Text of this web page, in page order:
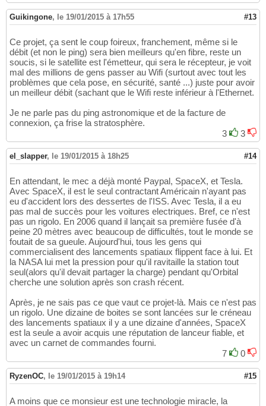
Guikingone, le 19/01/2015 à 17h55 #13
Ce projet, ça sent le coup foireux, franchement, même si le
débit (et non le ping) sera bien meilleurs qu'en fibre, reste un
soucis, si le satellite est l'émetteur, qui sera le récepteur, je voit
mal des millions de gens passer au Wifi (surtout avec tout les
problèmes que cela pose, en sécurité, santé ...) juste pour avoir
un meilleur débit (sachant que le Wifi reste inférieur à l'Ethernet.
Je ne parle pas du ping astronomique et de la facture de
connexion, ça frise la stratosphère.
3
3
el_slapper, le 19/01/2015 à 18h25 #14
En attendant, le mec a déjà monté Paypal, SpaceX, et Tesla.
Avec SpaceX, il est le seul contractant Américain n'ayant pas
eu d'accident lors des dessertes de l'ISS. Avec Tesla, il a eu
pas mal de succès pour les voitures electriques. Bref, ce n'est
pas un rigolo. En 2006 quand il lançait sa première fusée d'à
peine 20 mètres avec beaucoup de difficultés, tout le monde se
foutait de sa gueule. Aujourd'hui, tous les gens qui
commercialisent des lancements spatiaux flippent face à lui. Et
la NASA lui met la pression pour qu'il ravitaille la station tout
seul(alors qu'il devait partager la charge) pendant qu'Orbital
cherche une solution après son crash récent.
Après, je ne sais pas ce que vaut ce projet-là. Mais ce n'est pas
un rigolo. Une dizaine de boites se sont lancées sur le créneau
des lancements spatiaux il y a une dizaine d'années, SpaceX
est la seule a avoir acquis une réputation de lanceur fiable, et
avec un carnet de commandes fourni.
7
0
RyzenOC, le 19/01/2015 à 19h14 #15
A moins que ce monsieur est une technologie miracle, la